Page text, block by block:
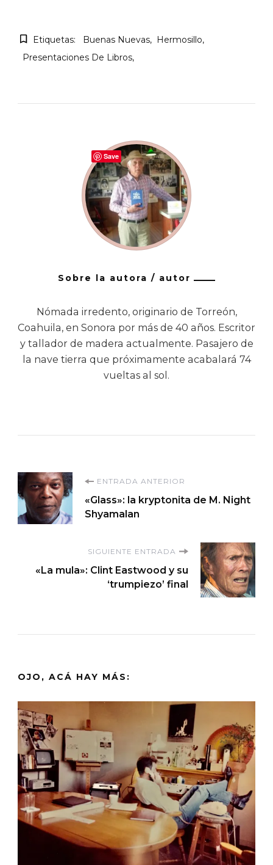
Etiquetas: Buenas Nuevas
Hermosillo
Presentaciones De Libros
Sobre la autora / autor
Nómada irredento, originario de Torreón,
Coahuila, en Sonora por más de 40 años. Escritor
y tallador de madera actualmente. Pasajero de
la nave tierra que próximamente acabalará 74
vueltas al sol.
Navegación
de
entradas
ENTRADA ANTERIOR
«Glass»: la kryptonita de M. Night
Shyamalan
SIGUIENTE ENTRADA
«La mula»: Clint Eastwood y su
‘trumpiezo’ final
OJO, ACÁ HAY MÁS:
Save